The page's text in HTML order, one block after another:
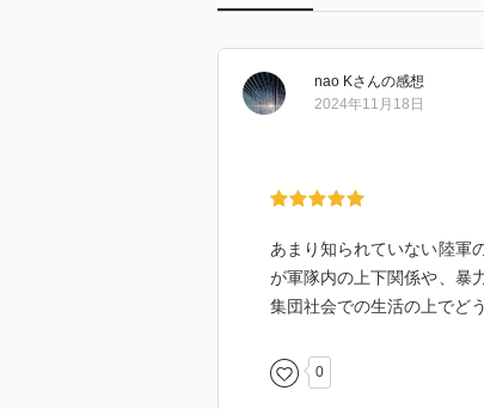
nao Kさんの感想
2024年11月18日
あまり知られていない陸軍
が軍隊内の上下関係や、暴
集団社会での生活の上でど
0